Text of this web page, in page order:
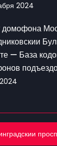
2024
домофона
— База